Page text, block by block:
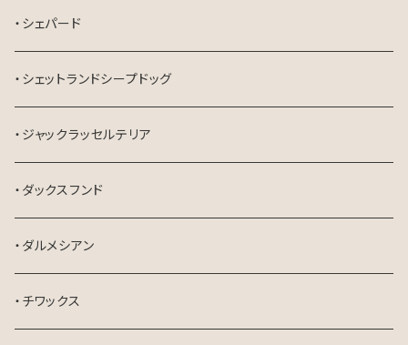
・シェパード
・シェットランドシープドッグ
・ジャックラッセルテリア
・ダックスフンド
・ダルメシアン
・チワックス